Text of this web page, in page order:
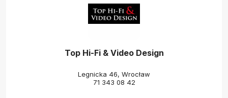
Top Hi-Fi & Video Design
Legnicka 46, Wrocław
71 343 08 42